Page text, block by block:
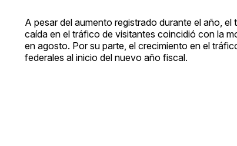
A pesar del aumento registrado durante el año,
caída en el tráfico de visitantes coincidió con la
en agosto. Por su parte, el crecimiento en el
federales al inicio del nuevo año fiscal.